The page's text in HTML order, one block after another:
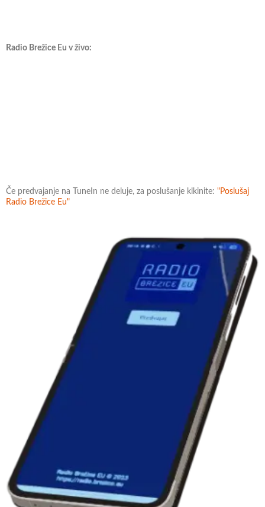
Radio Brežice Eu v živo:
Če predvajanje na TuneIn ne deluje, za poslušanje klkinite: "Poslušaj
Radio Brežice Eu"